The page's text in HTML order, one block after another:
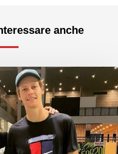
anche